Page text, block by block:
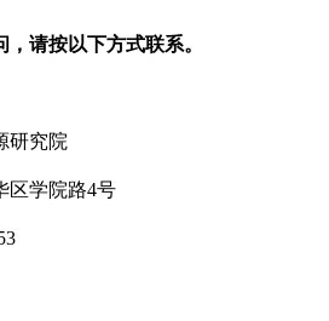
请按以下方式联系。
研究院
区学院路4号